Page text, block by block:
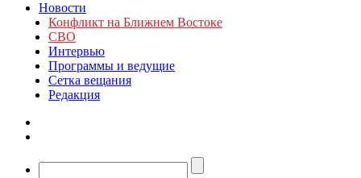
Новости
Конфликт на Ближнем Востоке
СВО
Интервью
Программы и ведущие
Сетка вещания
Редакция